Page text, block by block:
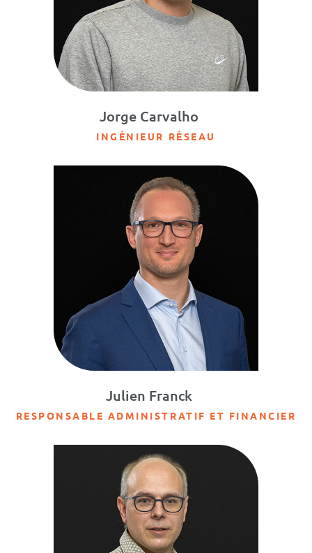
Jorge Carvalho
INGÉNIEUR RÉSEAU
Julien Franck
RESPONSABLE ADMINISTRATIF ET FINANCIER